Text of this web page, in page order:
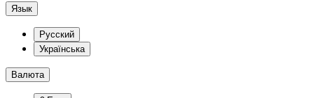
Язык
Русский
Українська
Валюта